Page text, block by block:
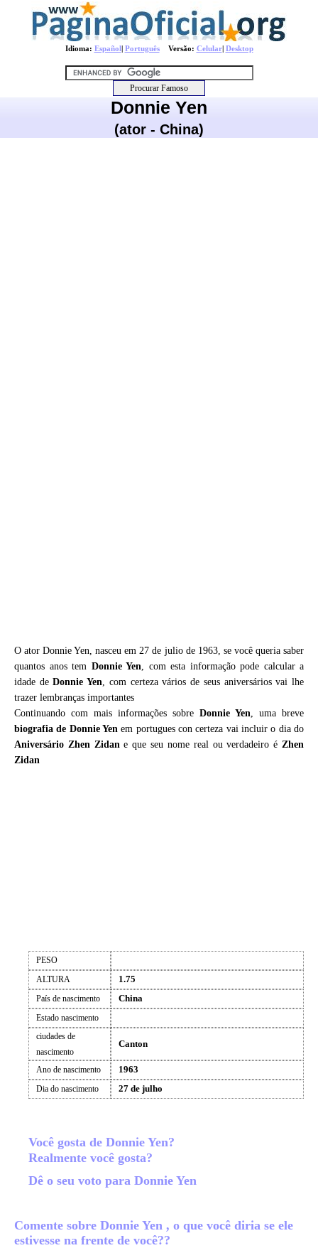
Idioma: Español| PortuguêsVersão: Celular| Desktop
Donnie Yen
(ator - China)
O ator Donnie Yen, nasceu em 27 de julio de 1963, se você queria saber
quantos anos tem Donnie Yen, com esta informação pode calcular a
idade deDonnie Yen, com certeza vários de seus aniversários vai lhe
trazer lembranças importantes
Continuando com mais informações sobre Donnie Yen, uma breve
biografia de Donnie Yen em portugues con certeza vai incluir o dia do
Aniversário Zhen Zidane que seu nome real ou verdadeiro éZhen
Zidan
PESO
ALTURA
1.75
País de nascimento China
Estado nascimento
ciudades de
nascimento
Canton
Ano de nascimento 1963
Dia do nascimento 27 de julho
Você gosta de Donnie Yen?
Realmente você gosta?
Dê o seu voto para Donnie Yen
Comente sobre Donnie Yen , o que você diria se ele
estivesse na frente de você??